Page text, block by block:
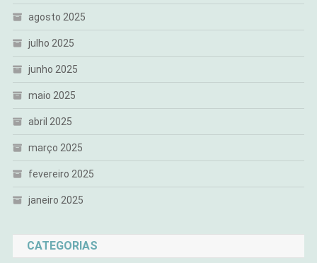
agosto 2025
julho 2025
junho 2025
maio 2025
abril 2025
março 2025
fevereiro 2025
janeiro 2025
CATEGORIAS